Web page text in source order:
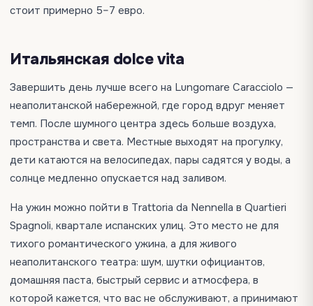
стоит примерно 5–7 евро.
Итальянская dolce vita
Завершить день лучше всего на Lungomare Caracciolo —
неаполитанской набережной, где город вдруг меняет
темп. После шумного центра здесь больше воздуха,
пространства и света. Местные выходят на прогулку,
дети катаются на велосипедах, пары садятся у воды, а
солнце медленно опускается над заливом.
На ужин можно пойти в Trattoria da Nennella в Quartieri
Spagnoli, квартале испанских улиц. Это место не для
тихого романтического ужина, а для живого
неаполитанского театра: шум, шутки официантов,
домашняя паста, быстрый сервис и атмосфера, в
которой кажется, что вас не обслуживают, а принимают